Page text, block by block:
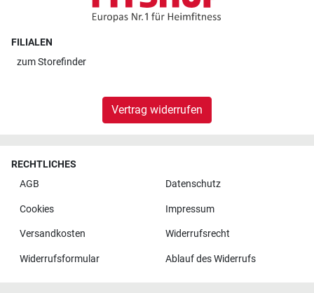
FILIALEN
zumStorefinder
Vertrag widerrufen
RECHTLICHES
AGB
Datenschutz
Cookies Impressum
Versandkosten Widerrufsrecht
Widerrufsformular Ablauf des Widerrufs